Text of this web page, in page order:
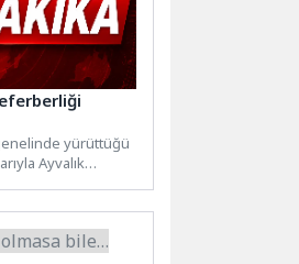
yürüttüğü
Ayvalık